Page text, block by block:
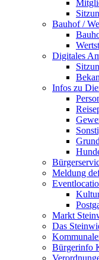
Bauhof /
Digitales
Infos zu
Meldung
Markt
Das
Bürgerinfo